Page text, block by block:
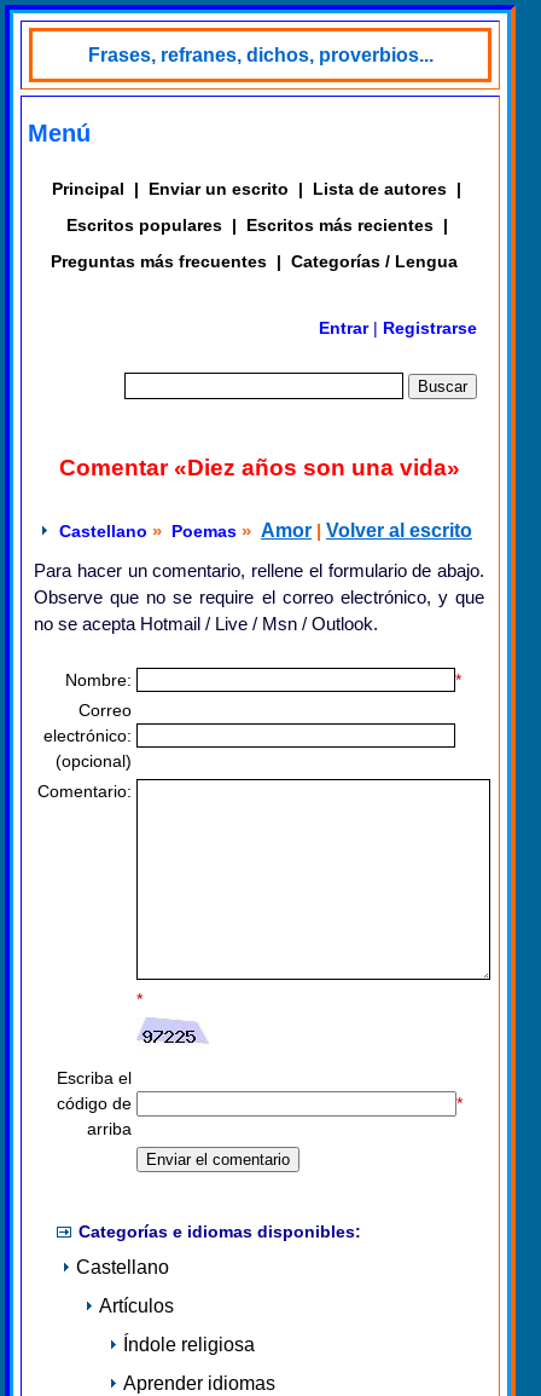
Frases, refranes, dichos, proverbios...
Menú
Principal | Enviar un escrito | Lista de autores |
Escritos populares | Escritos más recientes |
Preguntas más frecuentes | Categorías / Lengua
Entrar| Registrarse
Comentar «Diez años son una vida»
Castellano » Poemas » Amor | Volver al escrito
Para hacer un comentario, rellene el formulario de abajo.
Observe que no se require el correo electrónico, y que
no se acepta Hotmail / Live / Msn / Outlook.
Nombre:
*
Correo
electrónico:
(opcional)
Comentario:
*
Escriba el
código de
arriba
*
Categorías e idiomas disponibles:
Castellano
Artículos
Índole religiosa
Aprender idiomas